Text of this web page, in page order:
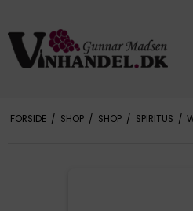
FORSIDE / SHOP / SHOP / SPIRITUS /